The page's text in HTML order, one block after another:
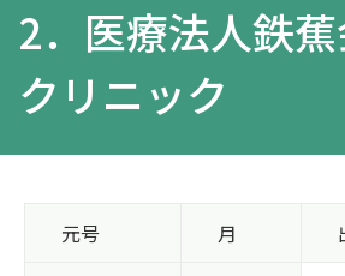
2．医療法人鉄
クリニック
元号 月